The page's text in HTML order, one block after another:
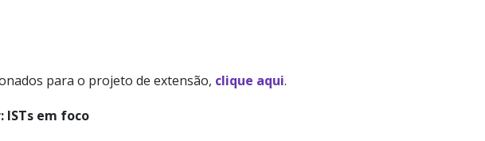
para o projeto de extensão, clique aqui.
ISTs em foco